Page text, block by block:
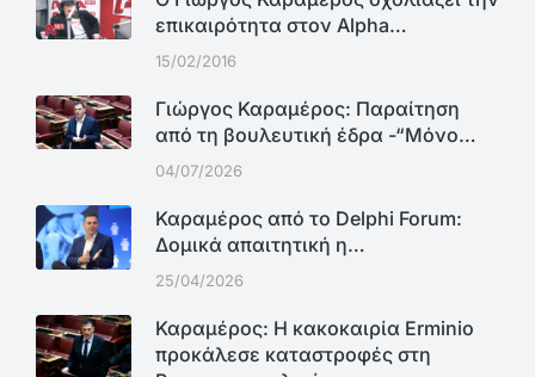
επικαιρότητα στον Alpha…
15/02/2016
Γιώργος Καραμέρος: Παραίτηση
από τη βουλευτική έδρα -“Μόνο…
04/07/2026
Καραμέρος από το Delphi Forum:
Δομικά απαιτητική η…
25/04/2026
Καραμέρος: Η κακοκαιρία Erminio
προκάλεσε καταστροφές στη